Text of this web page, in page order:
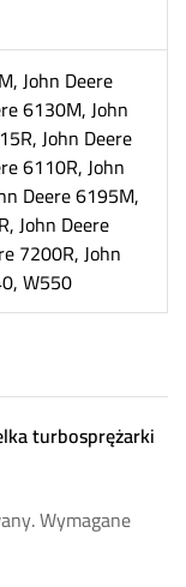
John Deere
6130M, John
John Deere
6110R, John
Deere 6195M,
John Deere
7200R, John
W550
turbosprężarki
Wymagane